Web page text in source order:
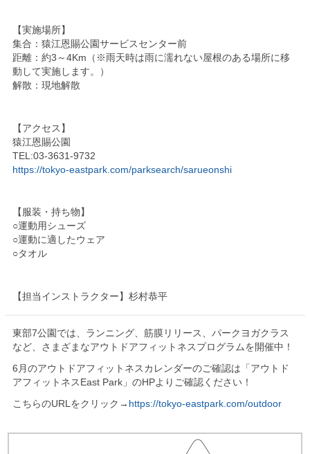
【実施場所】
集合：猿江恩賜公園サービスセンター前
距離：約3～4Km（※雨天時は雨に濡れない屋根のある場所に移
動して実施します。）
解散：現地解散
【アクセス】
猿江恩賜公園
TEL:03-3631-9732
https://tokyo-eastpark.com/parksearch/sarueonshi
【服装・持ち物】
○運動用シューズ
○運動に適したウェア
○タオル
【担当インストラクター】杉村恭平
東部7公園では、ランニング、筋膜リリース、パークヨガクラス
など、さまざまなアウトドアフィットネスプログラムを開催中！
6月のアウトドアフィットネスカレンダーのご確認は「アウトド
アフィットネスEast Park」のHPよりご確認ください！
こちらのURLをクリック→ https://tokyo-eastpark.com/outdoor